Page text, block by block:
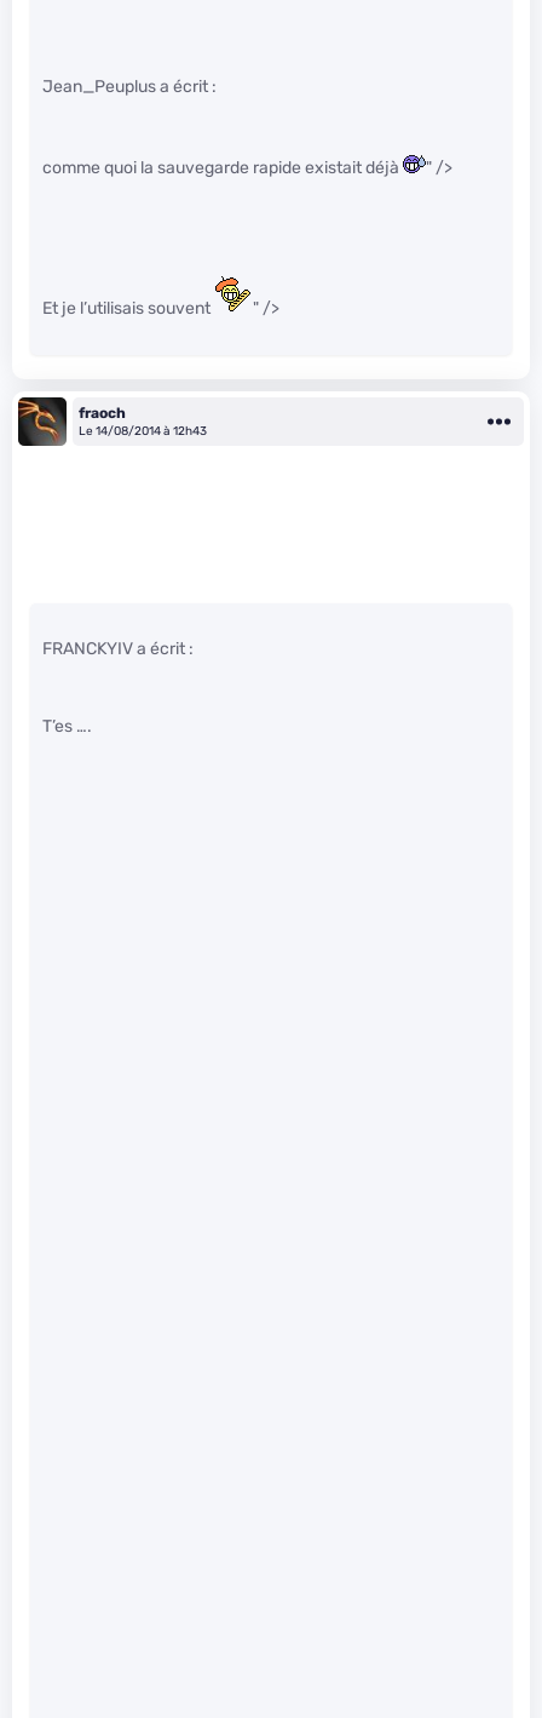
Jean_Peuplus a écrit :
comme quoi la sauvegarde rapide existait déjà " />
Et je l’utilisais souvent " />
fraoch
Le 14/08/2014 à 12h43
FRANCKYIV a écrit :
T’es ….